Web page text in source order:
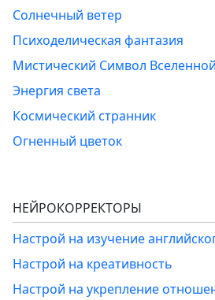
Солнечный ветер
Психоделическая фантазия
Мистический Символ Вселенной
Энергия света
Космический странник
Огненный цветок
НЕЙРОКОРРЕКТОРЫ
Настрой на изучение
Настрой на креативность
Настрой на укрепление